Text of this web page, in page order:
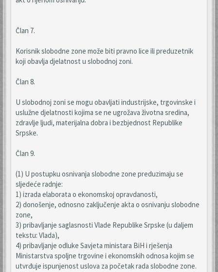
Član 7.
Korisnik slobodne zone može biti pravno lice ili preduzetnik
koji obavlja djelatnost u slobodnoj zoni.
Član 8.
U slobodnoj zoni se mogu obavljati industrijske, trgovinske i
uslužne djelatnosti kojima se ne ugrožava životna sredina,
zdravlje ljudi, materijalna dobra i bezbjednost Republike
Srpske.
Član 9.
(1) U postupku osnivanja slobodne zone preduzimaju se
sljedeće radnje:
1) izrada elaborata o ekonomskoj opravdanosti,
2) donošenje, odnosno zaključenje akta o osnivanju slobodne
zone,
3) pribavljanje saglasnosti Vlade Republike Srpske (u daljem
tekstu: Vlada),
4) pribavljanje odluke Savjeta ministara BiH i rješenja
Ministarstva spoljne trgovine i ekonomskih odnosa kojim se
utvrđuje ispunjenost uslova za početak rada slobodne zone.